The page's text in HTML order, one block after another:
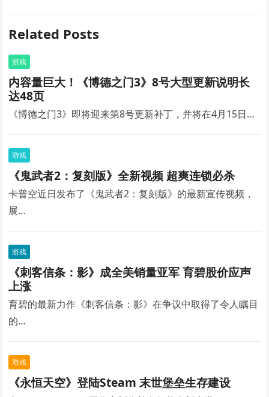
Related Posts
游戏
内容量巨大！《博德之门3》8号大型更新说明长
达48页
《博德之门3》即将迎来第8号更新补丁，并将在4月15日…
游戏
《鬼武者2：复刻版》全新视频 超爽连锁必杀
卡普空近日发布了《鬼武者2：复刻版》的最新宣传视频，
展…
游戏
《刺客信条：影》成全美销量亚军 育碧股价应声
上涨
育碧的最新力作《刺客信条：影》在争议中取得了令人瞩目
的…
游戏
《永恒天空》登陆Steam 末世堡垒生存建设